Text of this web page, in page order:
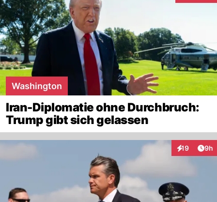
Washington
Iran-Diplomatie ohne Durchbruch:
Trump gibt sich gelassen
19
Interaktionen
9h